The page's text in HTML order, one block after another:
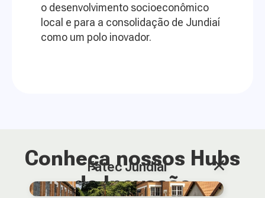
o desenvolvimento socioeconômico
local e para a consolidação de Jundiaí
como um polo inovador.
Conheça nossos Hubs
de Inovação
Fatec Jundiaí ×